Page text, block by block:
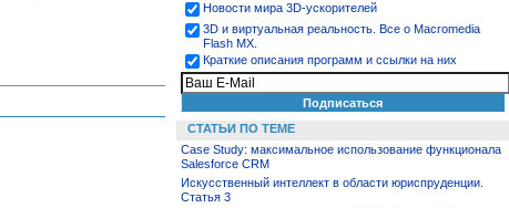
Новости мира 3D-ускорителей
3D и виртуальная реальность. Все о Macromedia
Flash MX.
Краткие описания программ и ссылки на них
СТАТЬИ ПО ТЕМЕ
Case Study: максимальное использование функционала
Salesforce CRM
Искусственный интеллект в области юриспруденции.
Статья 3